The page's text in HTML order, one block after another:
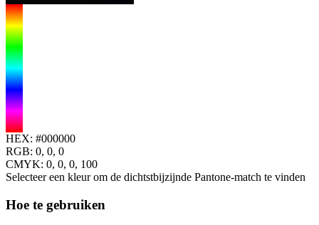
HEX: #000000
RGB: 0, 0, 0
CMYK: 0, 0, 0, 100
Selecteer een kleur om de dichtstbijzijnde Pantone-match te vinden
Hoe te gebruiken